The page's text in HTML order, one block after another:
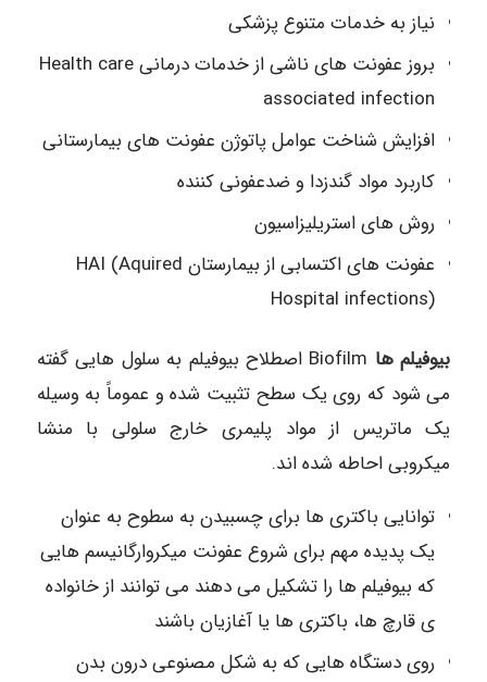
نیاز به خدمات متنوع پزشکی
بروز عفونت های ناشی از خدمات درمانی Health care
associated infection
افزایش شناخت عوامل پاتوژن عفونت های بیمارستانی
کاربرد مواد گندزدا و ضدعفونی کننده
روش های استریلیزاسیون
عفونت های اکتسابی از بیمارستان HAI (Aquired
Hospital infections)
بیوفیلم ها
Biofilm اصطلاح بیوفیلم به سلول هایی گفته
می شود که روی یک سطح تثبیت شده و عموماً به وسیله
یک ماتریس از مواد پلیمری خارج سلولی با منشا
میکروبی احاطه شده اند.
توانایی باکتری ها برای چسبیدن به سطوح به عنوان
یک پدیده مهم برای شروع عفونت میکروارگانیسم هایی
که بیوفیلم ها را تشکیل می دهند می توانند از خانواده
ی قارچ ها، باکتری ها یا آغازیان باشند
روی دستگاه هایی که به شکل مصنوعی درون بدن